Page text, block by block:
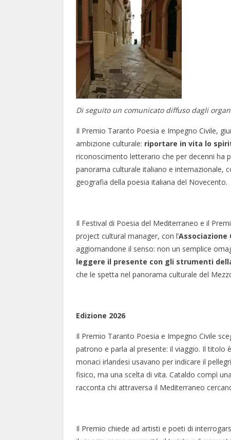
Di seguito un comunicato diffuso dagli
Il Premio Taranto Poesia e Impegno Civile,
ambizione culturale: riportare in vita lo
riconoscimento letterario che per decenni ha
panorama culturale italiano e internazionale,
geografia della poesia italiana del Novecento.
Il Festival di Poesia del Mediterraneo e il
project cultural manager, con l’Associazione
aggiornandone il senso: non un semplice
leggere il presente con gli strumenti
che le spetta nel panorama culturale del
Edizione 2026
Il Premio Taranto Poesia e Impegno Civile
patrono e parla al presente: il viaggio. Il titolo
monaci irlandesi usavano per indicare il
fisico, ma una scelta di vita. Cataldo compì una
racconta chi attraversa il Mediterraneo
Il Premio chiede ad artisti e poeti di